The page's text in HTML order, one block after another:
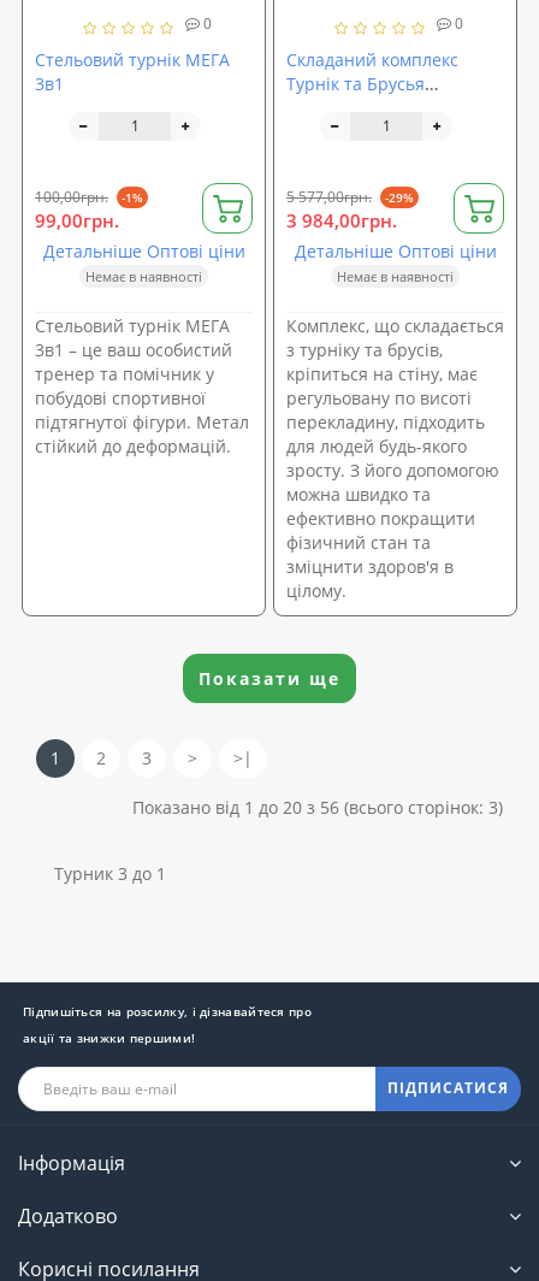
0
Стельовий турнік МЕГА
3в1
100,00грн. -1%
99,00грн.
Детальніше Оптові ціни
Немає в наявності
Стельовий турнік МЕГА
3в1 – це ваш особистий
тренер та помічник у
побудові спортивної
підтягнутої фігури. Метал
стійкий до деформацій.
0
Складаний комплекс
Турнік та Брусья
настінний
5 577,00грн. -29%
3 984,00грн.
Детальніше Оптові ціни
Немає в наявності
Комплекс, що складається
з турніку та брусів,
кріпиться на стіну, має
регульовану по висоті
перекладину, підходить
для людей будь-якого
зросту. З його допомогою
можна швидко та
ефективно покращити
фізичний стан та
зміцнити здоров'я в
цілому.
Показати ще
1 2 3 > >|
Показано від 1 до 20 з 56 (всього сторінок: 3)
Турник 3 до 1
Підпишіться на розсилку, і дізнавайтеся про
акції та знижки першими!
ПІДПИСАТИСЯ
Інформація
Додатково
Корисні посилання